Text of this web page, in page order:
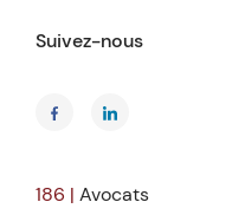
Suivez-nous
186 | Avocats